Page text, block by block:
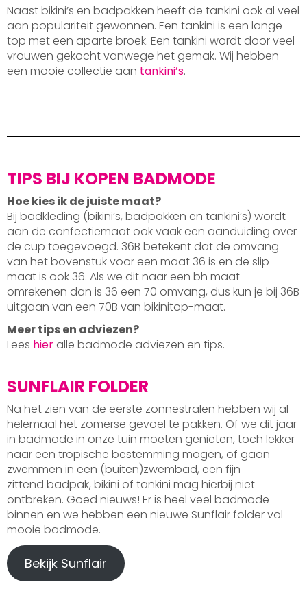
Naast bikini’s en badpakken heeft de tankini ook al veel
aan populariteit gewonnen. Een tankini is een lange
top met een aparte broek. Een tankini wordt door veel
vrouwen gekocht vanwege het gemak. Wij hebben
een mooie collectie aan tankini’s.
TIPS BIJ KOPEN BADMODE
Hoe kies ik de juiste maat?
Bij badkleding (bikini’s, badpakken en tankini’s) wordt
aan de confectiemaat ook vaak een aanduiding over
de cup toegevoegd. 36B betekent dat de omvang
van het bovenstuk voor een maat 36 is en de slip-
maat is ook 36. Als we dit naar een bh maat
omrekenen dan is 36 een 70 omvang, dus kun je bij 36B
uitgaan van een 70B van bikinitop-maat.
Meer tips en adviezen?
Lees hier alle badmode adviezen en tips.
SUNFLAIR FOLDER
Na het zien van de eerste zonnestralen hebben wij al
helemaal het zomerse gevoel te pakken. Of we dit jaar
in badmode in onze tuin moeten genieten, toch lekker
naar een tropische bestemming mogen, of gaan
zwemmen in een (buiten)zwembad, een fijn
zittend badpak, bikini of tankini mag hierbij niet
ontbreken. Goed nieuws! Er is heel veel badmode
binnen en we hebben een nieuwe Sunflair folder vol
mooie badmode.
Bekijk Sunflair